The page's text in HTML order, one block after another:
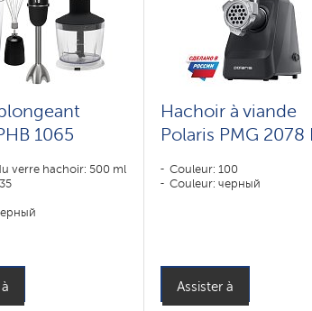
1065
verre hachoir: 500 ml
Hachoir à viande
Polaris PMG 2078
Couleur: 100
Couleur: черный
Assister à